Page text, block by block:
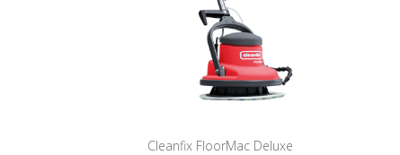
Cleanfix FloorMac Deluxe